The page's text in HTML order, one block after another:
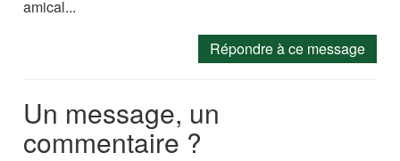
amical...
Répondre à ce message
Un message, un
commentaire ?